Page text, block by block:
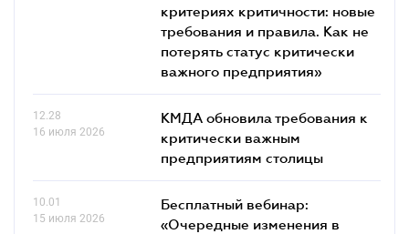
критериях критичности: новые
требования и правила. Как не
потерять статус критически
важного предприятия»
12.28
16 июля 2026
КМДА обновила требования к
критически важным
предприятиям столицы
10.01
15 июля 2026
Бесплатный вебинар:
«Очередные изменения в